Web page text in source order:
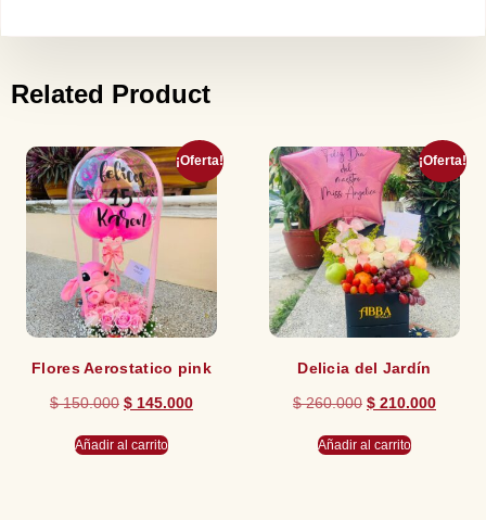
Related Product
¡Oferta!
Flores Aerostatico pink
$150.000 $ 145.000
Añadir al carrito
¡Oferta!
Delicia del Jardín
$260.000 $ 210.000
Añadir al carrito